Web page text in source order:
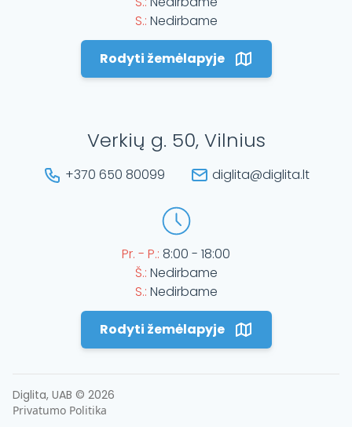
S.: Nedirbame
Rodyti žemėlapyje
Verkių g. 50, Vilnius
+370 650 80099 diglita@diglita.lt
Pr. - P.: 8:00 - 18:00
Š.: Nedirbame
S.: Nedirbame
Rodyti žemėlapyje
Diglita, UAB © 2026
Privatumo Politika